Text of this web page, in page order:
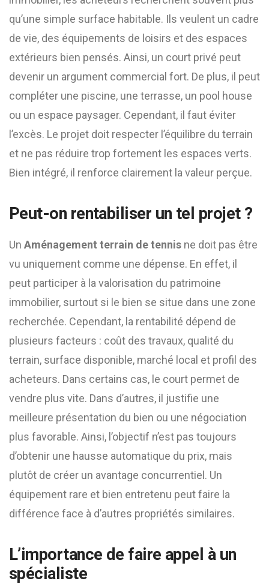
qu’une simple surface habitable. Ils veulent un cadre
de vie, des équipements de loisirs et des espaces
extérieurs bien pensés. Ainsi, un court privé peut
devenir un argument commercial fort. De plus, il peut
compléter une piscine, une terrasse, un pool house
ou un espace paysager. Cependant, il faut éviter
l’excès. Le projet doit respecter l’équilibre du terrain
et ne pas réduire trop fortement les espaces verts.
Bien intégré, il renforce clairement la valeur perçue.
Peut-on rentabiliser un tel projet ?
Un Aménagement terrain de tennis ne doit pas être
vu uniquement comme une dépense. En effet, il
peut participer à la valorisation du patrimoine
immobilier, surtout si le bien se situe dans une zone
recherchée. Cependant, la rentabilité dépend de
plusieurs facteurs : coût des travaux, qualité du
terrain, surface disponible, marché local et profil des
acheteurs. Dans certains cas, le court permet de
vendre plus vite. Dans d’autres, il justifie une
meilleure présentation du bien ou une négociation
plus favorable. Ainsi, l’objectif n’est pas toujours
d’obtenir une hausse automatique du prix, mais
plutôt de créer un avantage concurrentiel. Un
équipement rare et bien entretenu peut faire la
différence face à d’autres propriétés similaires.
L’importance de faire appel à un
spécialiste